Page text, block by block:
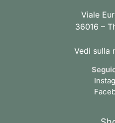
Viale
36016 –
Vedi sulla